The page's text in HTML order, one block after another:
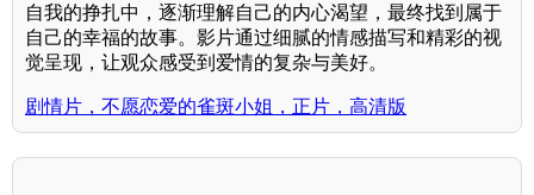
自我的挣扎中，逐渐理解自己的内心渴望，最终找到属于
自己的幸福的故事。影片通过细腻的情感描写和精彩的视
觉呈现，让观众感受到爱情的复杂与美好。
剧情片，不愿恋爱的雀斑小姐，正片，高清版